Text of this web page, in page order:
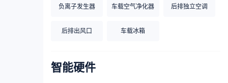
负离子发生器 车载空气净化器 后排独立空调
后排出风口 车载冰箱
智能硬件